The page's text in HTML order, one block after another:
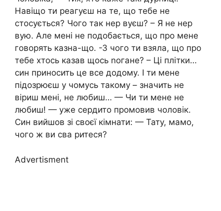
Навіщо ти реагуєш на те, що тебе не
стосується? Чого так нер вуєш? – Я не нер
вую. Але мені не подобається, що про мене
говорять казна-що. -З чого ти взяла, що про
тебе хтось казав щось nогане? – Ці плітки…
син приносить це все додому. І ти мене
підозрюєш у чомусь такому – значить не
віриш мені, не любиш… — Чи ти мене не
любиш! — уже сердито промовив чоловік.
Син вийшов зі своєї кімнати: — Тату, мамо,
чого ж ви сва ритеся?
Advertisment